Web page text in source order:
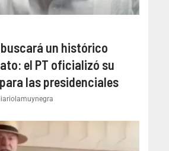
un histórico
el PT oficializó su
las presidenciales